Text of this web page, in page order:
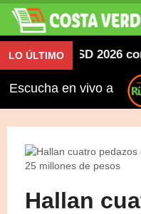
LO ÚLTIMOSD 2026
Escucha en vivo a
Hallan